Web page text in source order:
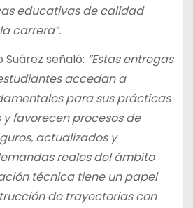
educativas de calidad
carrera”.
Suárez señaló: “Estas entregas
accedan a
para sus prácticas
favorecen procesos de
actualizados y
reales del ámbito
técnica tiene un papel
de trayectorias con